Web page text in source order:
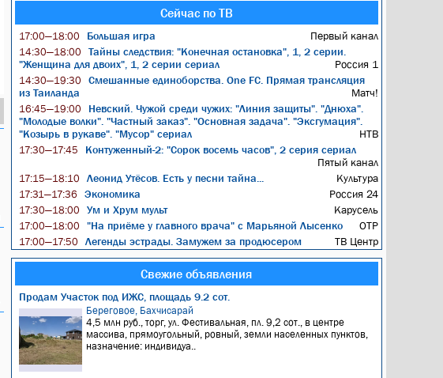
Сейчас по ТВ
17:00—18:00 Большая игра Первый канал
14:30—18:00
Тайны следствия: "Конечная остановка", 1, 2 серии.
"Женщина для двоих", 1, 2 серии сериал
Россия 1
14:30—19:30
Смешанные единоборства. One FC. Прямая трансляция
из Таиланда
Матч!
16:45—19:00
Невский. Чужой среди чужих: "Линия защиты". "Днюха".
"Молодые волки". "Частный заказ". "Основная задача". "Эксгумация".
"Козырь в рукаве". "Мусор" сериал
НТВ
17:30—17:45
Контуженный-2: "Сорок восемь часов", 2 серия сериал
Пятый канал
17:15—18:10 Леонид Утёсов. Есть у песни тайна... Культура
17:31—17:36 Экономика Россия 24
17:30—18:00 Ум и Хрум мульт Карусель
17:00—18:00 "На приёме у главного врача" с Марьяной Лысенко ОТР
17:00—17:50 Легенды эстрады. Замужем за продюсером ТВ Центр
Свежие объявления
Продам Участок под ИЖС, площадь 9.2 сот.
Береговое, Бахчисарай
4,5 млн руб., торг, ул. Фестивальная, пл. 9,2 сот., в центре
массива, прямоугольный, ровный, земли населенных пунктов,
назначение: индивидуа..